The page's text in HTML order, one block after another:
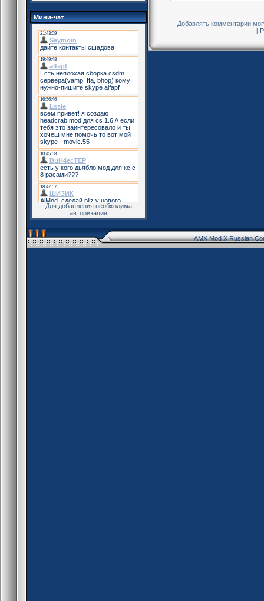
Мини-чат
Для добавления необходима
авторизация
Добавлять комментарии
[
AMX Mod X Russian